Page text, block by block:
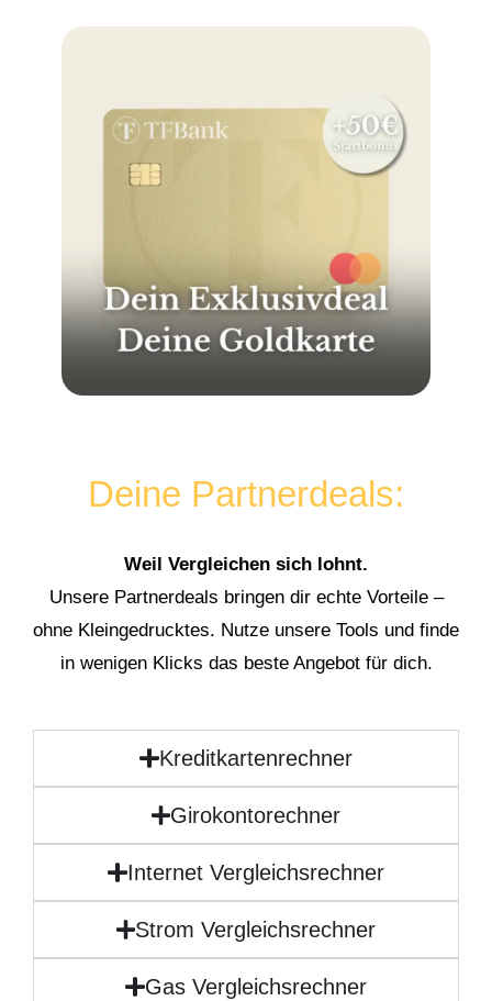
Deine Partnerdeals:
Weil Vergleichen sich lohnt.
Unsere Partnerdeals bringen dir echte Vorteile –
ohne Kleingedrucktes. Nutze unsere Tools und finde
in wenigen Klicks das beste Angebot für dich.
Kreditkartenrechner
Girokontorechner
Internet Vergleichsrechner
Strom Vergleichsrechner
Gas Vergleichsrechner